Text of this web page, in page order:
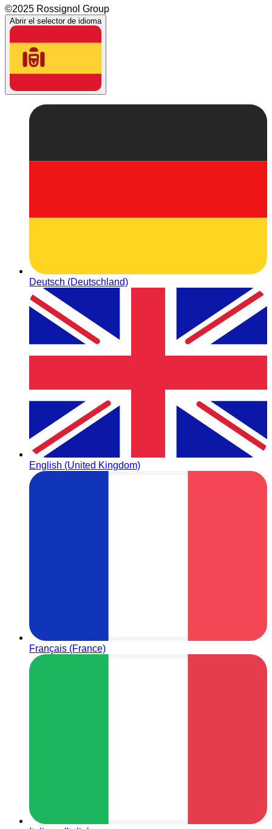
©2025 Rossignol Group
Abrir el selector de idioma
Deutsch (Deutschland)
English (United Kingdom)
Français (France)